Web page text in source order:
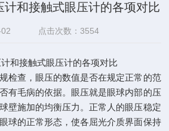
计和接触式眼压计的各项对比
02 点击次数：3554
接触式眼压计的各项对比
，眼压的数值是否在规定正常的范
毛病的依据。眼压就是眼球内部的压
球壁施加的均衡压力。正常人的眼压稳定
球的正常形态，使各屈光介质界面保持